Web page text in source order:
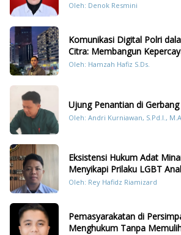
Oleh: Denok Resmini
Komunikasi Digital Polri
Citra: Membangun
Konten Humanis
Oleh: Hamzah Hafiz S.Ds.
Ujung Penantian di
Oleh: Andri Kurniawan, S.Pd.I., M.A.
Eksistensi Hukum Adat
Menyikapi Prilaku LGBT
Dengan Hukum Pidana
Oleh: Rey Hafidz Riamizard
Pemasyarakatan di
Menghukum Tanpa